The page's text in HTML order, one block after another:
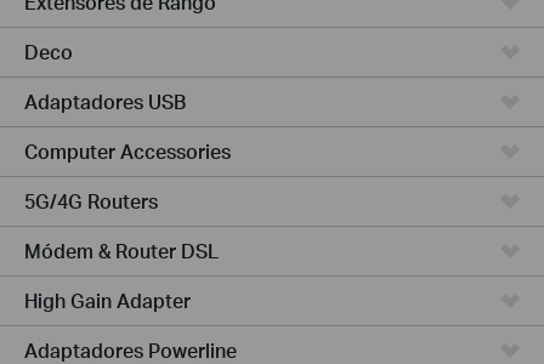
Deco
Adaptadores USB
Computer Accessories
5G/4G Routers
Módem & Router DSL
High Gain Adapter
Adaptadores Powerline